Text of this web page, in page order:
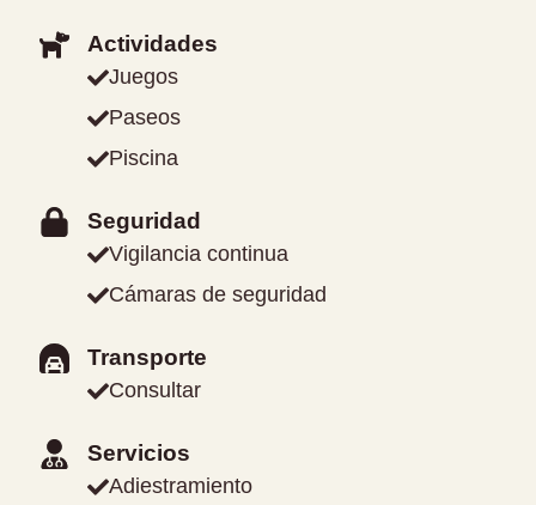
Actividades
Juegos
Paseos
Piscina
Seguridad
Vigilancia continua
Cámaras de seguridad
Transporte
Consultar
Servicios
Adiestramiento